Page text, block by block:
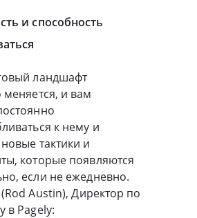
и способность
ландшафт
меняется, и вам
к нему и
тактики и
которые появляются
если не ежедневно.
Austin), Директор по
в Pagely: